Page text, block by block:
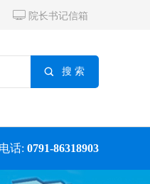
 院长书记信箱
 搜 索
话: 0791-86318903